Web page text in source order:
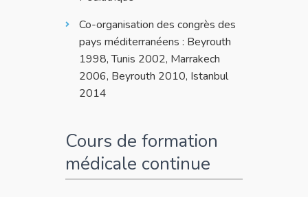
Co-organisation des congrès des
pays méditerranéens : Beyrouth
1998, Tunis 2002, Marrakech
2006, Beyrouth 2010, Istanbul
2014
Cours de formation
médicale continue